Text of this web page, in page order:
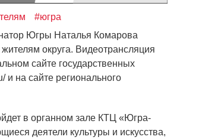
#югра
Югры Наталья Комарова
округа. Видеотрансляция
сайте государственных
и на сайте регионального
в органном зале КТЦ «Югра-
деятели культуры и искусства,